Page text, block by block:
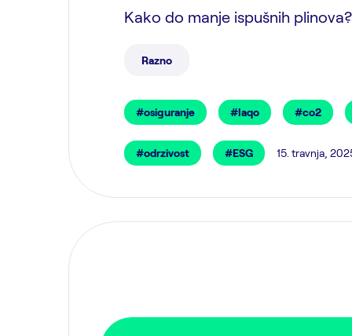
Kako do manje ispušnih plinova?
Razno
#osiguranje #laqo #co2
#odrzivost #ESG 15. travnja,